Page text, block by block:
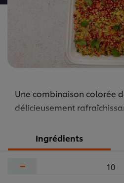
Une combinaison colorée
délicieusement
Ingrédients
−